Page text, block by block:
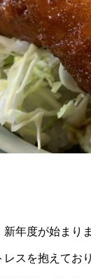
プス！乗鞍岳
きました
ボード旅行で
めになった過
: 極上雪質！名
キー場に行っ
もスキー場が
富良野初滑り
新年度が始まり
スを抱えてお